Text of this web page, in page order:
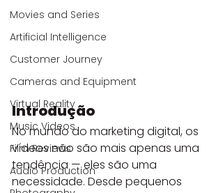
Movies and Series
Artificial Intelligence
Customer Journey
Cameras and Equipment
Virtual Reality
Music Videos
Film Reviews
Audio Production
Introdução
No mundo do marketing digital, os
vídeos não são mais apenas uma
tendência — eles são uma
necessidade. Desde pequenos